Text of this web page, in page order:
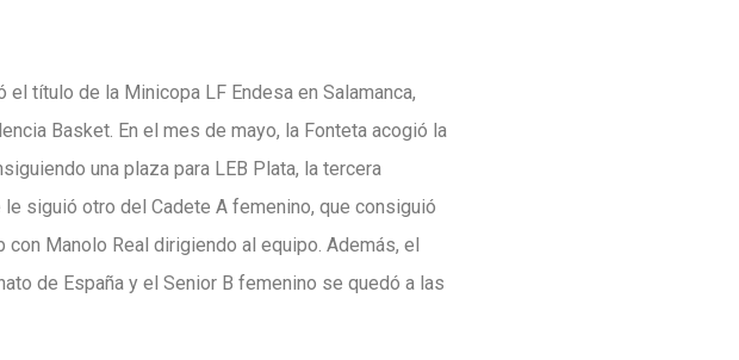
título de la Minicopa LF Endesa en Salamanca,
Basket. En el mes de mayo, la Fonteta acogió la
una plaza para LEB Plata, la tercera
siguió otro del Cadete A femenino, que consiguió
Manolo Real dirigiendo al equipo. Además, el
de España y el Senior B femenino se quedó a las